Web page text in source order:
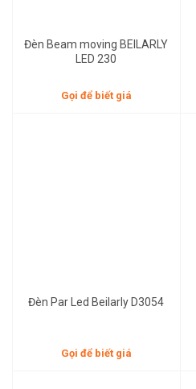
Đèn Beam moving BEILARLY
LED 230
Gọi để biết giá
Đèn Par Led Beilarly D3054
Gọi để biết giá